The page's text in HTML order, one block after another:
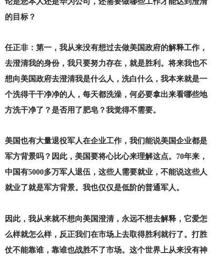
的目标？
任正非：第一，我从来没有想过去做美国政府的解释工作，
去澄清我的身份，我只要努力存在，就是胜利。将来我也不
想向美国政府去澄清我是什么人，洗白什么，我本来就是一
个洗得干干净净的人，每天都洗澡，何必要拿出来看哪些地
方洗干净了？是否用了肥皂？我觉得不需要。
美国也有大量退役军人在企业工作，我们能说美国企业都是
军方背景吗？因此，美国要将心比心来理解这点。70年来，
中国有5000多万军人退伍，这些人需要就业，不能说这些人
就业了就是军方背景。我也仅仅是低阶的普通军人。
因此，我从来就不想向美国澄清，永远不想去解释，它爱怎
么样就怎么样，反正我们在市场上去取得胜利就行了。打胜
仗不能靠谁，靠谁也战胜不了市场。这个世界上从来没有神